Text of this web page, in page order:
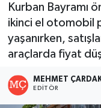
Kurban Bayramı
ikinci el otomobil
yaşanırken,
araçlarda fiyat
MEHMET
EDITÖR